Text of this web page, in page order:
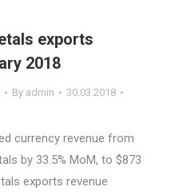
exports
2018
By admin
30.03.2018
currency revenue from
by 33.5% MoM, to $873
exports revenue